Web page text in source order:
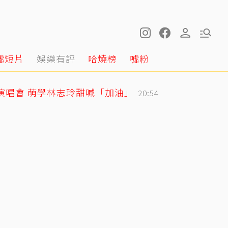
短片 娛樂有評 哈燒榜 噓粉
會 萌學林志玲甜喊「加油」 20:54